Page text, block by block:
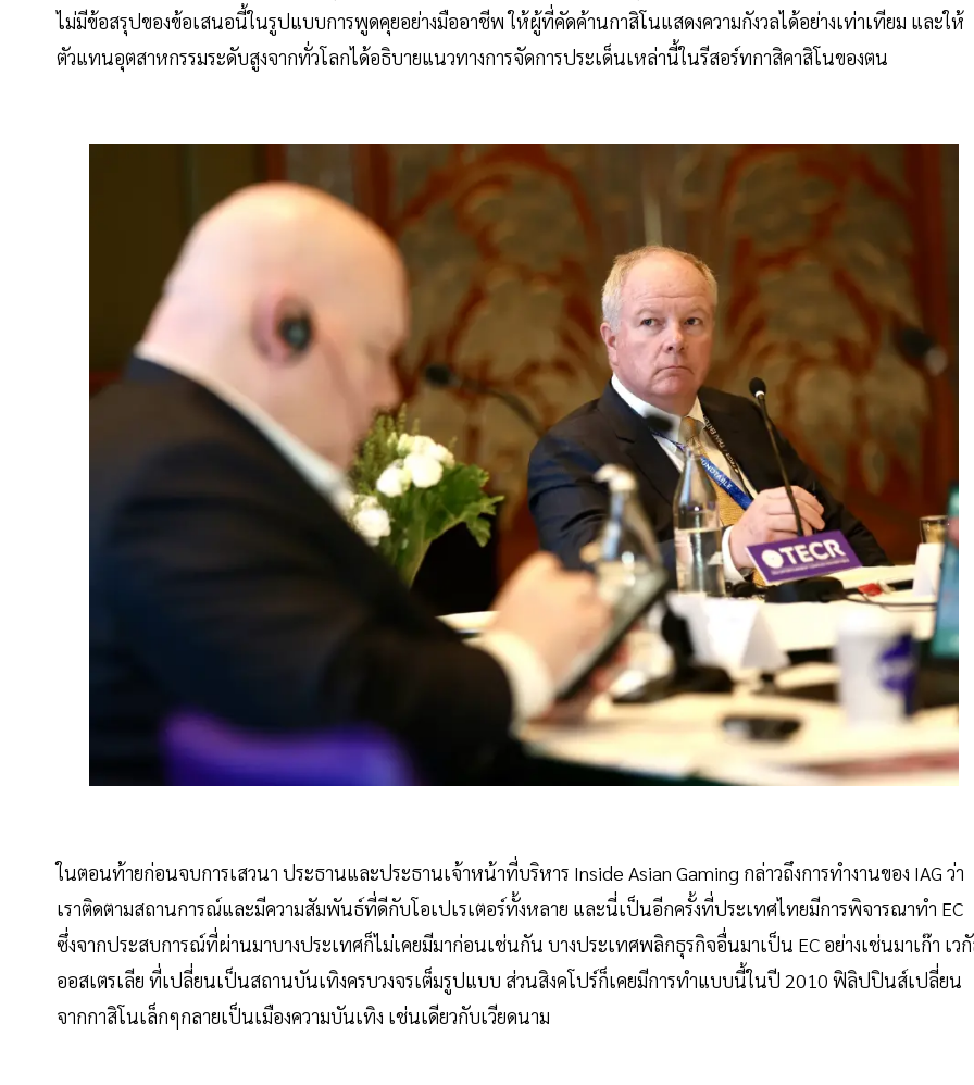
ไม่มีข้อสรุปของข้อเสนอนี้ในรูปแบบการพูดคุยอย่างมืออาชีพ ให้ผู้ที่คัดค้านกาสิโนแสดงความกังวลได้อย่างเท่าเทียม และให้
ตัวแทนอุตสาหกรรมระดับสูงจากทั่วโลกได้อธิบายแนวทางการจัดการประเด็นเหล่านี้ในรีสอร์ทกาสิคาสิโนของตน
ในตอนท้ายก่อนจบการเสวนา ประธานและประธานเจ้าหน้าที่บริหาร Inside Asian Gaming กล่าวถึงการทำงานของ IAG ว่า
เราติดตามสถานการณ์และมีความสัมพันธ์ที่ดีกับโอเปเรเตอร์ทั้งหลาย และนี่เป็นอีกครั้งที่ประเทศไทยมีการพิจารณาทำ EC
ซึ่งจากประสบการณ์ที่ผ่านมาบางประเทศก็ไม่เคยมีมาก่อนเช่นกัน บางประเทศพลิกธุรกิจอื่นมาเป็น EC อย่างเช่นมาเก๊า เว
ออสเตรเลีย ที่เปลี่ยนเป็นสถานบันเทิงครบวงจรเต็มรูปแบบ ส่วนสิงคโปร์ก็เคยมีการทำแบบนี้ในปี 2010 ฟิลิปปินส์เปลี่ยน
จากกาสิโนเล็กๆกลายเป็นเมืองความบันเทิง เช่นเดียวกับเวียดนาม